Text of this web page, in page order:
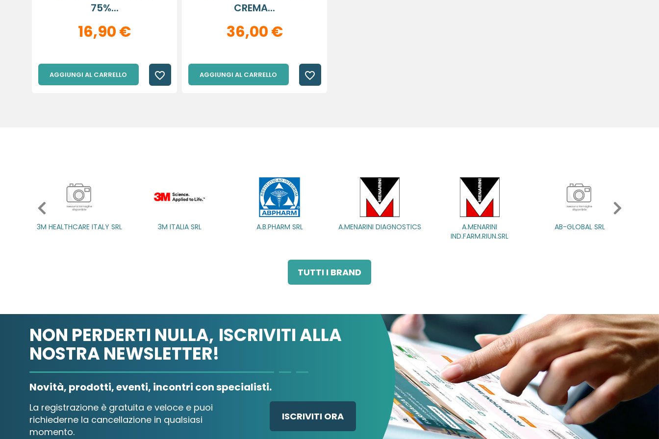
75%...
16,90 €
AGGIUNGI AL CARRELLO favorite_border
CREMA...
36,00 €
AGGIUNGI AL CARRELLO favorite_border
3M ITALIA SRL A.B.PHARM SRL A.MENARINI DIAGNOSTICS
A.MENARINI
AB-GLOBAL SRL ABBATE A&V PHARMA SRL
TUTTI I BRAND
NON PERDERTI NULLA, ISCRIVITI ALLA
NOSTRA NEWSLETTER!
Novità, prodotti, eventi, incontri con specialisti.
La registrazione è gratuita e veloce e puoi
richiederne la cancellazione in qualsiasi
momento.
ISCRIVITI ORA